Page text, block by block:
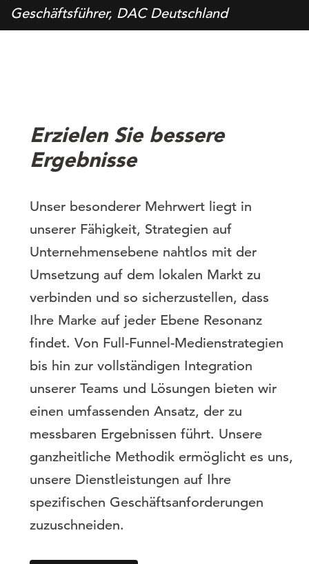
Geschäftsführer, DAC Deutschland
Erzielen Sie bessere
Ergebnisse
Unser besonderer Mehrwert liegt in
unserer Fähigkeit, Strategien auf
Unternehmensebene nahtlos mit der
Umsetzung auf dem lokalen Markt zu
verbinden und so sicherzustellen, dass
Ihre Marke auf jeder Ebene Resonanz
findet. Von Full-Funnel-Medienstrategien
bis hin zur vollständigen Integration
unserer Teams und Lösungen bieten wir
einen umfassenden Ansatz, der zu
messbaren Ergebnissen führt. Unsere
ganzheitliche Methodik ermöglicht es uns,
unsere Dienstleistungen auf Ihre
spezifischen Geschäftsanforderungen
zuzuschneiden.